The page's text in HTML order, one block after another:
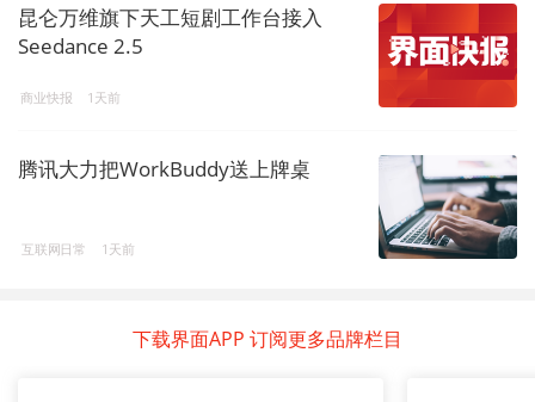
昆仑万维旗下天工短剧工作台接入
Seedance 2.5
商业快报 1天前
腾讯大力把WorkBuddy送上牌桌
互联网日常 1天前
下载界面APP 订阅更多品牌栏目